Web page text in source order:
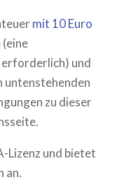
mit 10 Euro
(eine
und
untenstehenden
zu dieser
Lizenz und bietet
an.